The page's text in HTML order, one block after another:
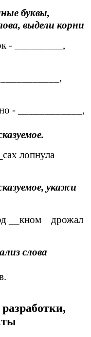
буквы,
выдели корни
- _________,
- ____________,
лопнула
укажи
__кном дрожал
слова